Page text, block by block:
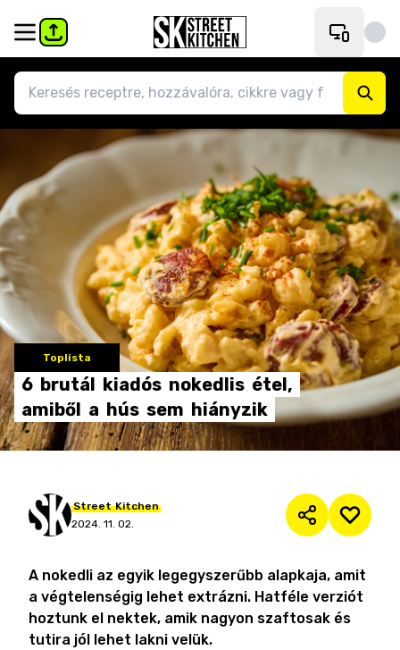
Toplista
6 brutál kiadós nokedlis étel,
amiből a hús sem hiányzik
Street Kitchen
2024. 11. 02.
A nokedli az egyik legegyszerűbb alapkaja, amit
a végtelenségig lehet extrázni. Hatféle verziót
hoztunk el nektek, amik nagyon szaftosak és
tutira jól lehet lakni velük.